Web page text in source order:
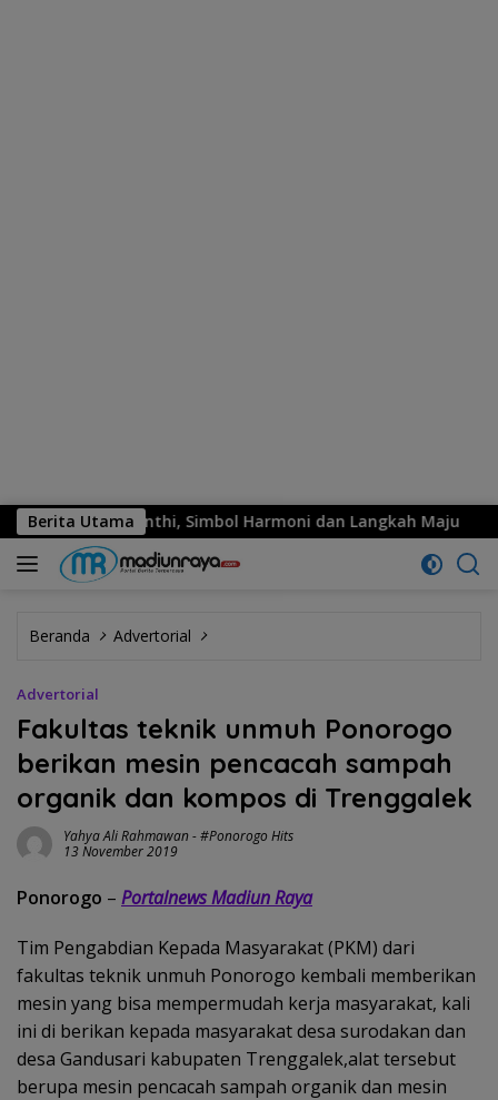
Berita Utama
Kinanthi, Simbol Harmoni dan Langkah Maju MPM
Beranda Advertorial
Advertorial
Fakultas teknik unmuh Ponorogo
berikan mesin pencacah sampah
organik dan kompos di Trenggalek
Yahya Ali Rahmawan-#Ponorogo Hits
13 November 2019
Ponorogo – Portalnews Madiun Raya
Tim Pengabdian Kepada Masyarakat (PKM) dari
fakultas teknik unmuh Ponorogo kembali memberikan
mesin yang bisa mempermudah kerja masyarakat, kali
ini di berikan kepada masyarakat desa surodakan dan
desa Gandusari kabupaten Trenggalek,alat tersebut
berupa mesin pencacah sampah organik dan mesin